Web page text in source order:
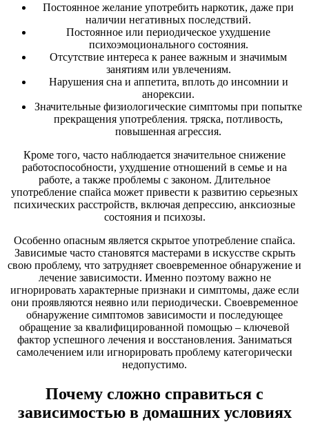
Постоянное желание употребить наркотик, даже при
наличии негативных последствий.
Постоянное или периодическое ухудшение
психоэмоционального состояния.
Отсутствие интереса к ранее важным и значимым
занятиям или увлечениям.
Нарушения сна и аппетита, вплоть до инсомнии и
анорексии.
Значительные физиологические симптомы при попытке
прекращения употребления. тряска, потливость,
повышенная агрессия.
Кроме того, часто наблюдается значительное снижение
работоспособности, ухудшение отношений в семье и на
работе, а также проблемы с законом. Длительное
употребление спайса может привести к развитию серьезных
психических расстройств, включая депрессию, анксиозные
состояния и психозы.
Особенно опасным является скрытое употребление спайса.
Зависимые часто становятся мастерами в искусстве скрыть
свою проблему, что затрудняет своевременное обнаружение и
лечение зависимости. Именно поэтому важно не
игнорировать характерные признаки и симптомы, даже если
они проявляются неявно или периодически. Своевременное
обнаружение симптомов зависимости и последующее
обращение за квалифицированной помощью – ключевой
фактор успешного лечения и восстановления. Заниматься
самолечением или игнорировать проблему категорически
недопустимо.
Почему сложно справиться с
зависимостью в домашних условиях